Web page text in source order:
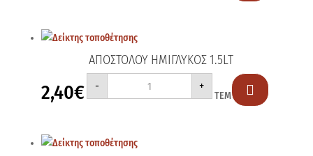
ΑΠΟΣΤΟΛΟΥ ΗΜΙΓΛΥΚΟΣ 1.5LT
2,40€ -
ΑΠΟΣΤΟΛΟΥ
ΗΜΙΓΛΥΚΟΣ
1.5LT
+
ΤΕΜ 